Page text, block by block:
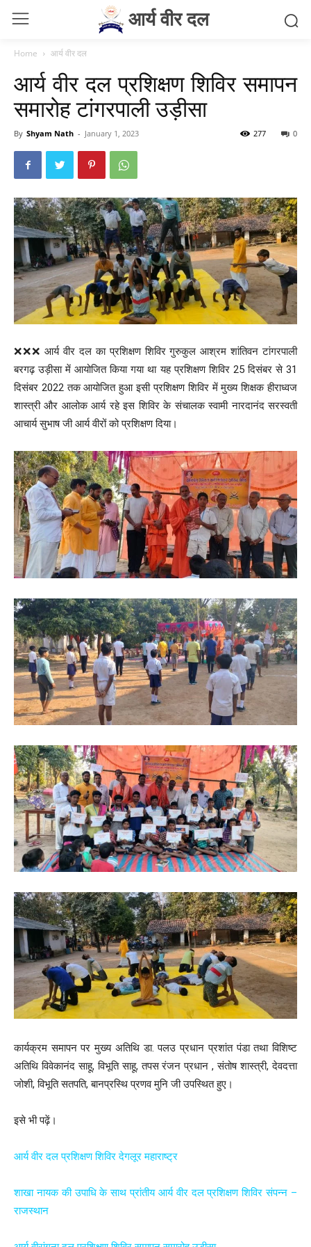
आर्य वीर दल
Home आर्य वीर दल
आर्य वीर दल प्रशिक्षण शिविर समापन
समारोह टांगरपाली उड़ीसा
By Shyam Nath - January 1, 2023 0
277
❌❌❌ आर्य वीर दल का प्रशिक्षण शिविर गुरुकुल आश्रम शांतिवन टांगरपाली
बरगढ़ उड़ीसा में आयोजित किया गया था यह प्रशिक्षण शिविर 25 दिसंबर से 31
दिसंबर 2022 तक आयोजित हुआ इसी प्रशिक्षण शिविर में मुख्य शिक्षक हीराध्वज
शास्त्री और आलोक आर्य रहे इस शिविर के संचालक स्वामी नारदानंद सरस्वती
आचार्य सुभाष जी आर्य वीरों को प्रशिक्षण दिया।
कार्यक्रम समापन पर मुख्य अतिथि डा. पलउ प्रधान प्रशांत पंडा तथा विशिष्ट
अतिथि विवेकानंद साहू, विभूति साहू, तपस रंजन प्रधान , संतोष शास्त्री, देवदत्ता
जोशी, विभूति सतपति, बानप्रस्थि प्रणव मुनि जी उपस्थित हुए।
इसे भी पढ़ें।
आर्य वीर दल प्रशिक्षण शिविर देगलूर महाराष्ट्र
शाखा नायक की उपाधि के साथ प्रांतीय आर्य वीर दल प्रशिक्षण शिविर संपन्न –
राजस्थान